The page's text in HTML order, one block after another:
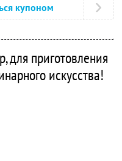
купоном
приготовления
искусства!